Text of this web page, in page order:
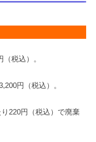
税込）。
円（税込）。
220円（税込）で廃棄